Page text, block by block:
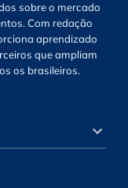
sobre o mercado
Com redação
aprendizado
que ampliam
os brasileiros.